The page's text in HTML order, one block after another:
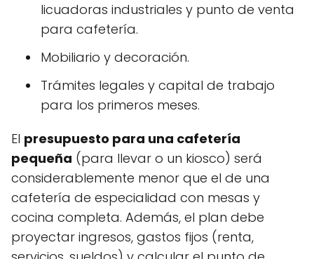
licuadoras industriales y punto de venta
para cafetería.
Mobiliario y decoración.
Trámites legales y capital de trabajo
para los primeros meses.
El presupuesto para una cafetería
pequeña (para llevar o un kiosco) será
considerablemente menor que el de una
cafetería de especialidad con mesas y
cocina completa. Además, el plan debe
proyectar ingresos, gastos fijos (renta,